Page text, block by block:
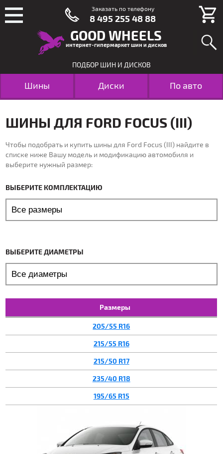
GOOD WHEELS
интернет-гипермаркет шин и дисков
ПОДБОР ШИН И ДИСКОВ
Шины Диски По авто
ШИНЫ ДЛЯ FORD FOCUS (III)
Чтобы подобрать и купить шины для Ford Focus (III) найдите в
списке ниже Вашу модель и модификацию автомобиля и
выберите нужный размер:
ВЫБЕРИТЕ КОМПЛЕКТАЦИЮ
ВЫБЕРИТЕ ДИАМЕТРЫ
Размеры
205/55 R16
215/55 R16
215/50 R17
235/40 R18
195/65 R15
Заказать по телефону
8 495 255 48 88